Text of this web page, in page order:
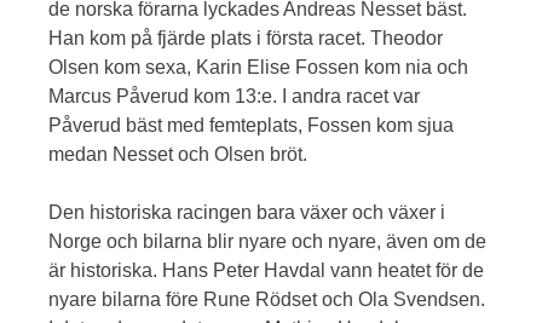
de norska förarna lyckades Andreas Nesset bäst.
Han kom på fjärde plats i första racet. Theodor
Olsen kom sexa, Karin Elise Fossen kom nia och
Marcus Påverud kom 13:e. I andra racet var
Påverud bäst med femteplats, Fossen kom sjua
medan Nesset och Olsen bröt.
Den historiska racingen bara växer och växer i
Norge och bilarna blir nyare och nyare, även om de
är historiska. Hans Peter Havdal vann heatet för de
nyare bilarna före Rune Rödset och Ola Svendsen.